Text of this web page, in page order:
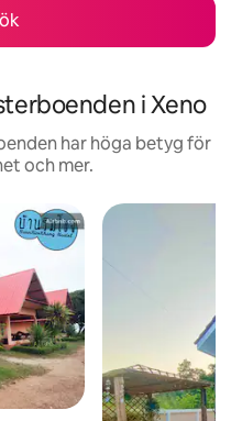
i Xeno
har höga betyg för
och mer.